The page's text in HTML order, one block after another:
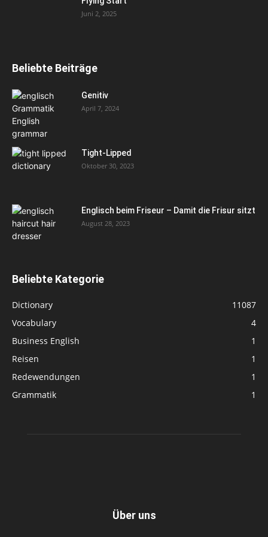
Juni 2, 2025
Beliebte Beiträge
Genitiv
April 7, 2024
Tight-Lipped
Oktober 30, 2023
Englisch beim Friseur – Damit die Frisur sitzt
August 28, 2023
Beliebte Kategorie
Dictionary
11087
Vocabulary
4
Business English
1
Reisen
1
Redewendungen
1
Grammatik
1
Über uns